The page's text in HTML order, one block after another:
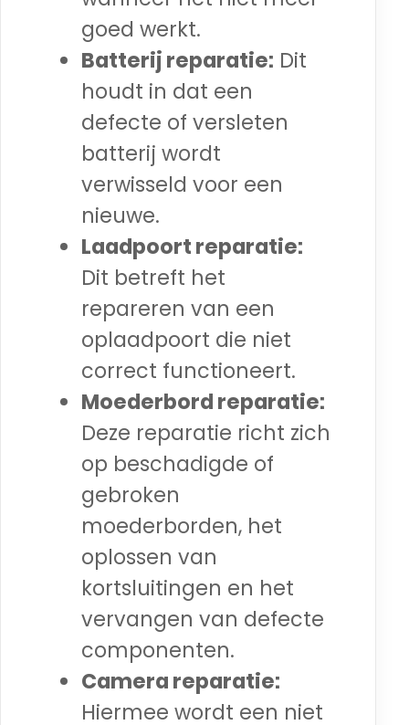
goed werkt.
Batterij reparatie: Dit
houdt in dat een
defecte of versleten
batterij wordt
verwisseld voor een
nieuwe.
Laadpoort reparatie:
Dit betreft het
repareren van een
oplaadpoort die niet
correct functioneert.
Moederbord reparatie:
Deze reparatie richt zich
op beschadigde of
gebroken
moederborden, het
oplossen van
kortsluitingen en het
vervangen van defecte
componenten.
Camera reparatie:
Hiermee wordt een niet